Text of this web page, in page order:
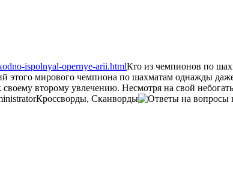
ispolnyal-opernye-arii.htmlКто из чемпионов по
этого мирового чемпиона по шахматам однажды
второму увлечению. Несмотря на свой
Кроссворды, Сканворды